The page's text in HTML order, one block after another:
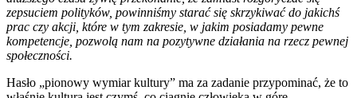
zepsuciem polityków, powinniśmy starać się skrzykiwać do jakichś
prac czy akcji, które w tym zakresie, w jakim posiadamy pewne
kompetencje, pozwolą nam na pozytywne działania na rzecz pewnej
społeczności.
Hasło „pionowy wymiar kultury” ma za zadanie przypominać, że to